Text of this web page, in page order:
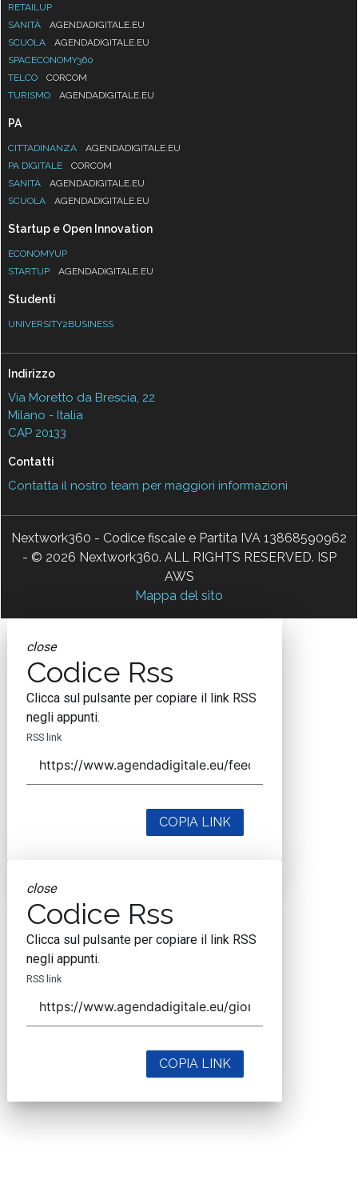
RETAILUP
SANITÀ
AGENDADIGITALE.EU
SCUOLA
AGENDADIGITALE.EU
SPACECONOMY360
TELCO
CORCOM
TURISMO
AGENDADIGITALE.EU
PA
CITTADINANZA
AGENDADIGITALE.EU
PA DIGITALE
CORCOM
SANITÀ
AGENDADIGITALE.EU
SCUOLA
AGENDADIGITALE.EU
Startup e Open Innovation
ECONOMYUP
STARTUP
AGENDADIGITALE.EU
Studenti
UNIVERSITY2BUSINESS
Indirizzo
Via Moretto da Brescia, 22
Milano - Italia
CAP 20133
Contatti
Contatta il nostro team per maggiori informazioni
Nextwork360 - Codice fiscale e Partita IVA 13868590962
- © 2026 Nextwork360. ALL RIGHTS RESERVED. ISP
AWS
Mappa del sito
close
Codice Rss
Clicca sul pulsante per copiare il link RSS
negli appunti.
RSS link
COPIA LINK
close
Codice Rss
Clicca sul pulsante per copiare il link RSS
negli appunti.
RSS link
COPIA LINK